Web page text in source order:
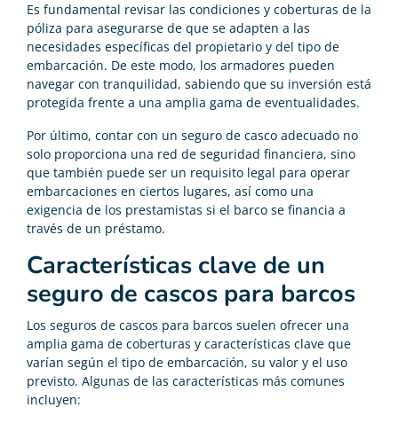
Es fundamental revisar las condiciones y coberturas de la
póliza para asegurarse de que se adapten a las
necesidades específicas del propietario y del tipo de
embarcación. De este modo, los armadores pueden
navegar con tranquilidad, sabiendo que su inversión está
protegida frente a una amplia gama de eventualidades.
Por último, contar con un seguro de casco adecuado no
solo proporciona una red de seguridad financiera, sino
que también puede ser un requisito legal para operar
embarcaciones en ciertos lugares, así como una
exigencia de los prestamistas si el barco se financia a
través de un préstamo.
Características clave de un
seguro de cascos para barcos
Los seguros de cascos para barcos suelen ofrecer una
amplia gama de coberturas y características clave que
varían según el tipo de embarcación, su valor y el uso
previsto. Algunas de las características más comunes
incluyen: